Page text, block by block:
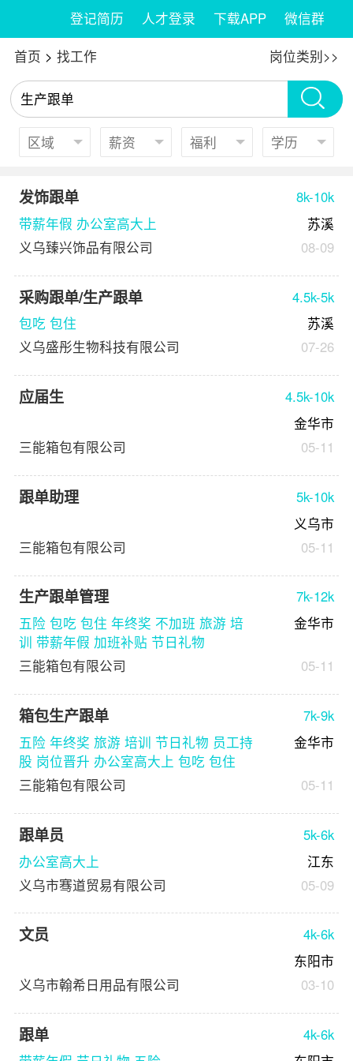
登记简历 人才登录 下载APP
微信群
首页 > 找工作 岗位类别>>
发饰跟单
8k-10k
带薪年假 办公室高大上
苏溪
义乌臻兴饰品有限公司
08-09
采购跟单/生产跟单
4.5k-5k
包吃 包住
苏溪
义乌盛彤生物科技有限公司
07-26
应届生
4.5k-10k
金华市
三能箱包有限公司
05-11
跟单助理
5k-10k
义乌市
三能箱包有限公司
05-11
生产跟单管理
7k-12k
五险 包吃 包住 年终奖 不加班 旅游 培
训 带薪年假 加班补贴 节日礼物
金华市
三能箱包有限公司 05-11
箱包生产跟单
7k-9k
五险 年终奖 旅游 培训 节日礼物 员工持
股 岗位晋升 办公室高大上 包吃 包住
金华市
三能箱包有限公司 05-11
跟单员
5k-6k
办公室高大上
江东
义乌市骞道贸易有限公司
05-09
文员
4k-6k
东阳市
义乌市翰希日用品有限公司
03-10
跟单
4k-6k